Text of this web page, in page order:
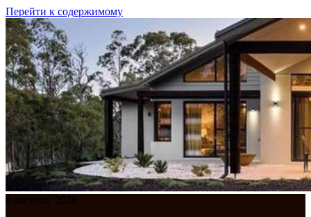
Перейти к содержимому
8 августа, 2026